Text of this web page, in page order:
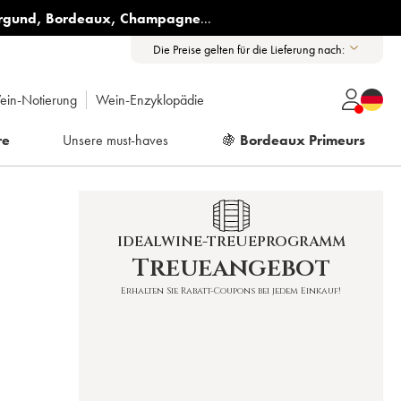
, Bordeaux, Champagne...
Die Preise gelten für die Lieferung nach:
Notierung Wein-Enzyklopädie
Unsere must-haves 🍇 Bordeaux Primeurs
IDEALWINE-TREUEPROGRAMM
Treueangebot
Erhalten Sie Rabatt-Coupons bei jedem Einkauf!